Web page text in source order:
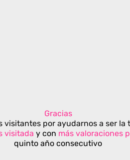
Gracias
visitantes por ayudarnos a ser la
visitada y con más valoraciones
quinto año consecutivo